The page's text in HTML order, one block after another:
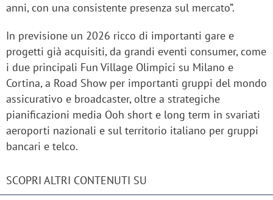
anni, con una consistente presenza sul mercato”.
In previsione un 2026 ricco di importanti gare e
progetti già acquisiti, da grandi eventi consumer, come
i due principali Fun Village Olimpici su Milano e
Cortina, a Road Show per importanti gruppi del mondo
assicurativo e broadcaster, oltre a strategiche
pianificazioni media Ooh short e long term in svariati
aeroporti nazionali e sul territorio italiano per gruppi
bancari e telco.
SCOPRI ALTRI CONTENUTI SU